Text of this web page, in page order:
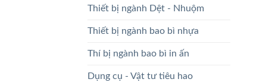
Thiết bị ngành Dệt - Nhuộm
Thiết bị ngành bao bì nhựa
Thí bị ngành bao bì in ấn
Dụng cụ - Vật tư tiêu hao